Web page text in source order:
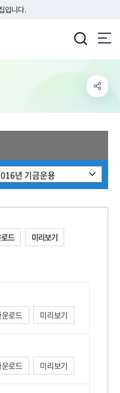
입니다.
년 기금운용
드 미리보기
운로드 미리보기
운로드 미리보기